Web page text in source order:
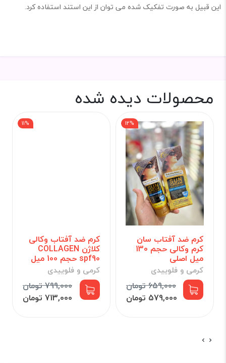
این قبیل به صورت تفکیک شده می توان از این استند استفاده کرد.
محصولات دیده شده
کرم ضد آفتاب سان
کرم وکالی حجم 130
میل اصلی
کرمی و فلوییدی
659,000 تومان
12%
579,000 تومان
کرم ضد آفتاب وکالی
کلاژن COLLAGEN
spf90 حجم 100 میل
کرمی و فلوییدی
799,000 تومان
11%
713,000 تومان